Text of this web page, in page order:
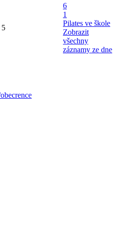
5
6
1
Pilates ve škole
Zobrazit
všechny
záznamy ze dne